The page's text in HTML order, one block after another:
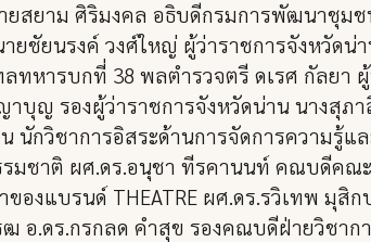
ยสยาม ศิริมงคล อธิบดีกรมการพัฒนาชุ
ชัยนรงค์ วงศ์ใหญ่ ผู้ว่าราชการจังหวัด
หารบกที่ 38 พลตำรวจตรี ดเรศ กัลยา
ญ รองผู้ว่าราชการจังหวัดน่าน นางสุภ
นักวิชาการอิสระด้านการจัดการความรู้
มชาติ ผศ.ดร.อนุชา ทีรคานนท์ คณบดีค
ของแบรนด์ THEATRE ผศ.ดร.รวิเทพ
อ.ดร.กรกลด คำสุข รองคณบดีฝ่ายวิชา